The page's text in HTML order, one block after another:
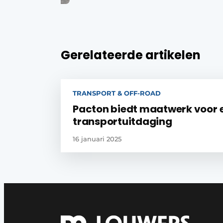
Gerelateerde artikelen
TRANSPORT & OFF-ROAD
Pacton biedt maatwerk voor
transportuitdaging
16 januari 2025